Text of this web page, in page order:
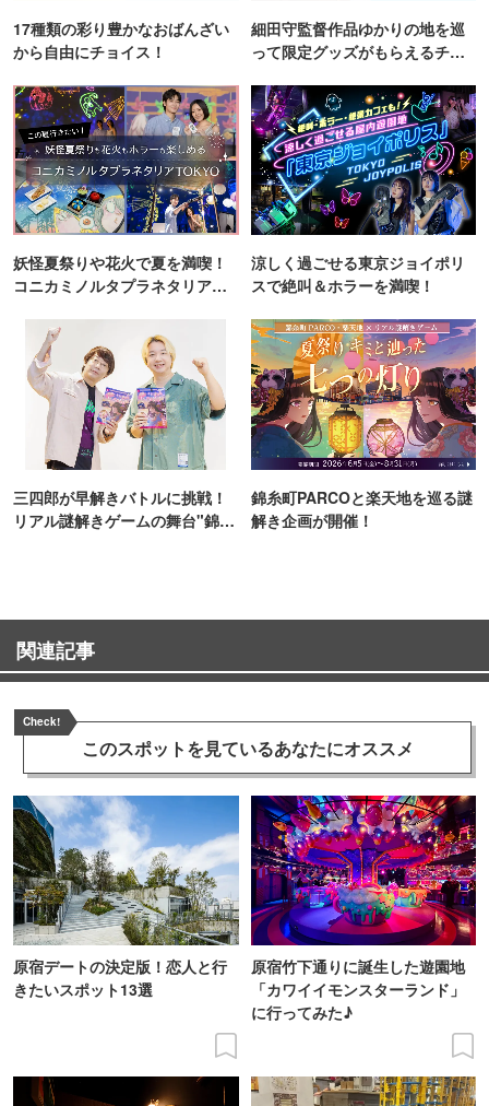
17種類の彩り豊かなおばんざい
から自由にチョイス！
細田守監督作品ゆかりの地を巡
って限定グッズがもらえるチャ
妖怪夏祭りや花火で夏を満喫！
コニカミノルタプラネタリア
涼しく過ごせる東京ジョイポリ
スで絶叫＆ホラーを満喫！
三四郎が早解きバトルに挑戦！
リアル謎解きゲームの舞台"錦糸
錦糸町PARCOと楽天地を巡る謎
解き企画が開催！
関連記事
Check!
このスポットを見ているあなたにオススメ
原宿デートの決定版！恋人と行
きたいスポット13選
原宿竹下通りに誕生した遊園地
「カワイイモンスターランド」
に行ってみた♪